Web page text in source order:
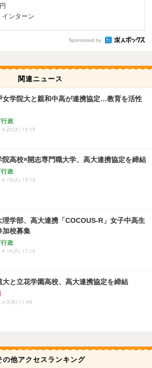
ンターン
Sponsored by
関連ニュース
女学院大と親和中高が連携協定…教育を活性
政
火) 13:15
院高校×開志専門職大学、高大連携協定を締結
政
火) 13:15
理学部、高大連携「COCOUS-R」女子中高生
加校募集
政
月) 17:15
大と立花学園高校、高大連携協定を締結
木) 11:45
の他アクセスランキング